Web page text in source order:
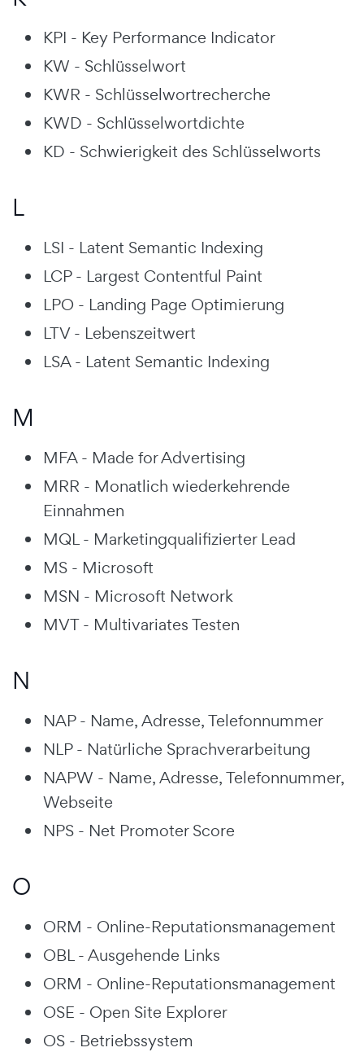
KPI - Key Performance Indicator
KW - Schlüsselwort
KWR - Schlüsselwortrecherche
KWD - Schlüsselwortdichte
KD - Schwierigkeit des Schlüsselworts
L
LSI - Latent Semantic Indexing
LCP - Largest Contentful Paint
LPO - Landing Page Optimierung
LTV - Lebenszeitwert
LSA - Latent Semantic Indexing
M
MFA - Made for Advertising
MRR - Monatlich wiederkehrende
Einnahmen
MQL - Marketingqualifizierter Lead
MS - Microsoft
MSN - Microsoft Network
MVT - Multivariates Testen
N
NAP - Name, Adresse, Telefonnummer
NLP - Natürliche Sprachverarbeitung
NAPW - Name, Adresse, Telefonnummer,
Webseite
NPS - Net Promoter Score
O
ORM - Online-Reputationsmanagement
OBL - Ausgehende Links
ORM - Online-Reputationsmanagement
OSE - Open Site Explorer
OS - Betriebssystem